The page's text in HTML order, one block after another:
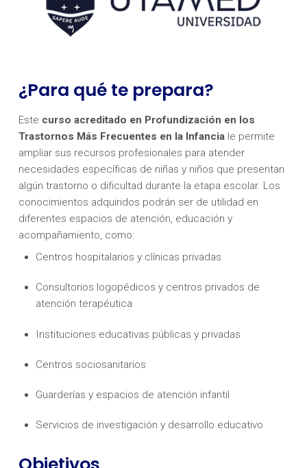
¿Para qué te prepara?
Este curso acreditado en Profundización en los
Trastornos Más Frecuentes en la Infanciale permite
ampliar sus recursos profesionales para atender
necesidades específicas de niñas y niños que presentan
algún trastorno o dificultad durante la etapa escolar. Los
conocimientos adquiridos podrán ser de utilidad en
diferentes espacios de atención, educación y
acompañamiento, como:
Centros hospitalarios y clínicas privadas
Consultorios logopédicos y centros privados de
atención terapéutica
Instituciones educativas públicas y privadas
Centros sociosanitarios
Guarderías y espacios de atención infantil
Servicios de investigación y desarrollo educativo